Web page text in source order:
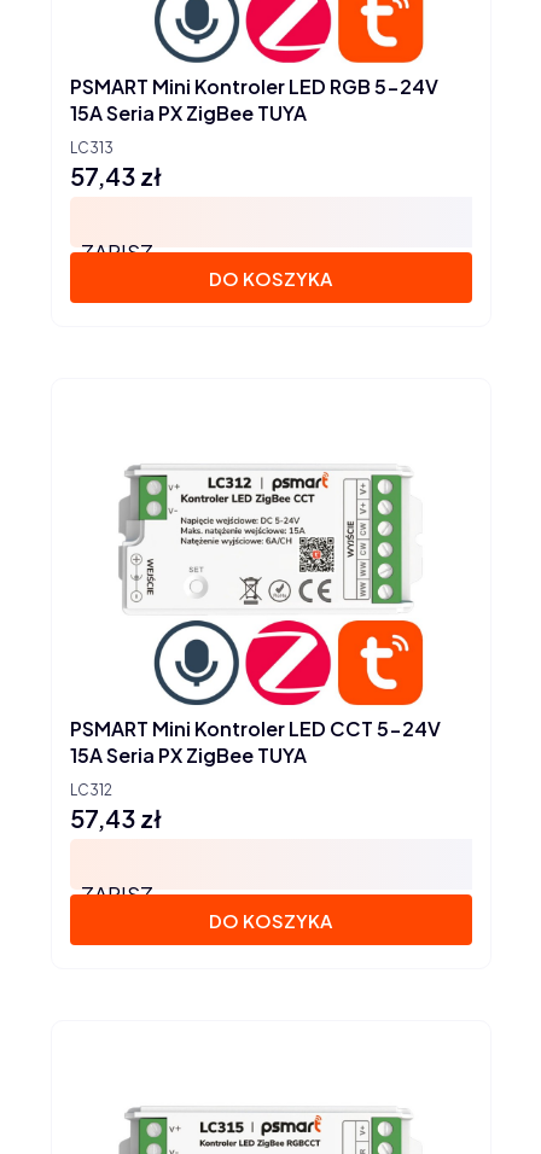
LC313
PSMART Mini Kontroler LED RGB 5-24V
15A Seria PX ZigBee TUYA
Cena
57,43 zł
ZAPISZ
DO KOSZYKA
LC312
PSMART Mini Kontroler LED CCT 5-24V
15A Seria PX ZigBee TUYA
Cena
57,43 zł
ZAPISZ
DO KOSZYKA